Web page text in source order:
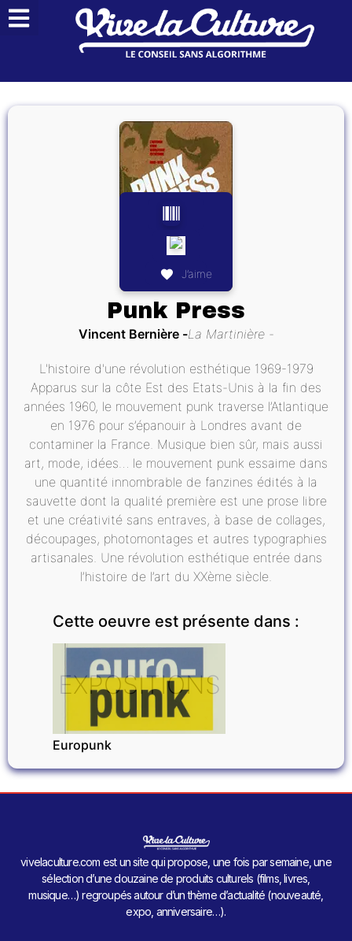
J’aime
Punk Press
Vincent Bernière La Martinière
L'histoire d'une révolution esthétique 1969-1979
Apparus sur la côte Est des Etats-Unis à la fin des
années 1960, le mouvement punk traverse l’Atlantique
en 1976 pour s’épanouir à Londres avant de
contaminer la France. Musique bien sûr, mais aussi
art, mode, idées… le mouvement punk essaime dans
une quantité innombrable de fanzines édités à la
sauvette dont la qualité première est une prose libre
et une créativité sans entraves, à base de collages,
découpages, photomontages et autres typographies
artisanales. Une révolution esthétique entrée dans
l’histoire de l’art du XXème siècle.
Cette oeuvre est présente dans :
EXPOSITIONS
Europunk
vivelaculture.com est un site qui propose, une fois par semaine, une
sélection d’une douzaine de produits culturels (films, livres,
musique…) regroupés autour d’un thème d’actualité (nouveauté,
expo, anniversaire…).